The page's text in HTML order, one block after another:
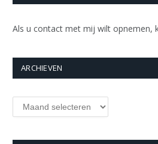
Als u contact met mij wilt opnemen,
ARCHIEVEN
Archieven